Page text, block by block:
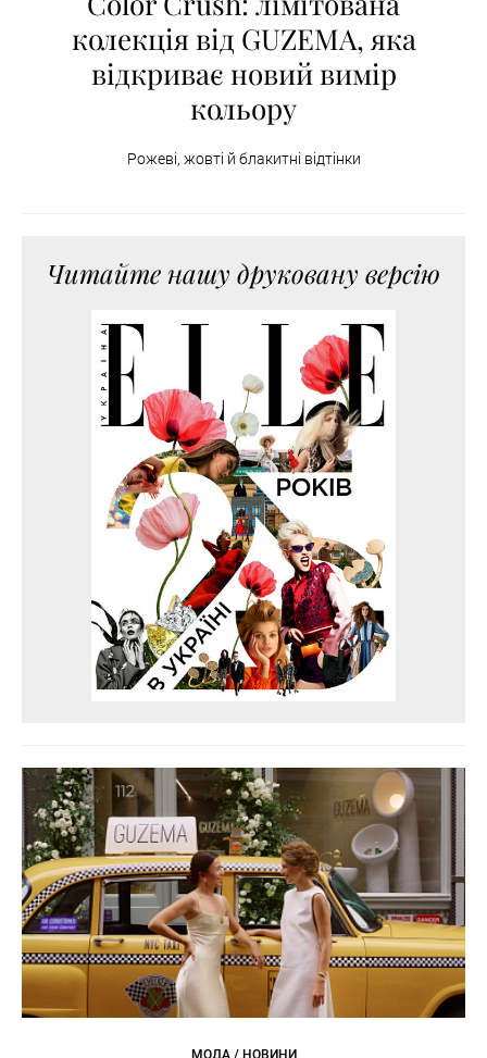
колекція від GUZEMA, яка
відкриває новий вимір
кольору
Рожеві, жовті й блакитні відтінки
Читайте нашу друковану версію
МОДА / НОВИНИ